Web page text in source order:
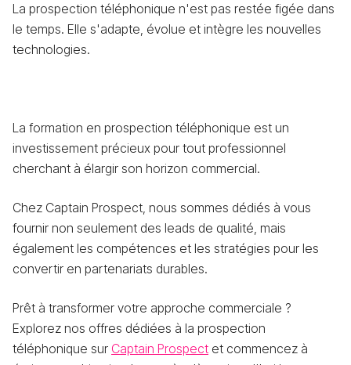
La prospection téléphonique n'est pas restée figée dans
le temps. Elle s'adapte, évolue et intègre les nouvelles
technologies.
La formation en prospection téléphonique est un
investissement précieux pour tout professionnel
cherchant à élargir son horizon commercial.
Chez Captain Prospect, nous sommes dédiés à vous
fournir non seulement des leads de qualité, mais
également les compétences et les stratégies pour les
convertir en partenariats durables.
Prêt à transformer votre approche commerciale ?
Explorez nos offres dédiées à la prospection
téléphonique sur Captain Prospect et commencez à